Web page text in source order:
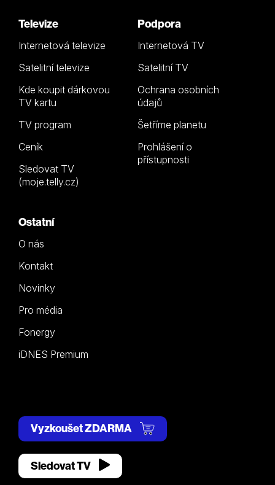
Televize
Internetová televize
Satelitní televize
Kde koupit dárkovou
TV kartu
TV program
Ceník
Sledovat TV
(moje.telly.cz)
Podpora
Internetová TV
Satelitní TV
Ochrana osobních
údajů
Šetříme planetu
Prohlášení o
přístupnosti
Ostatní
O nás
Kontakt
Novinky
Pro média
Fonergy
iDNES Premium
Vyzkoušet ZDARMA
Sledovat TV